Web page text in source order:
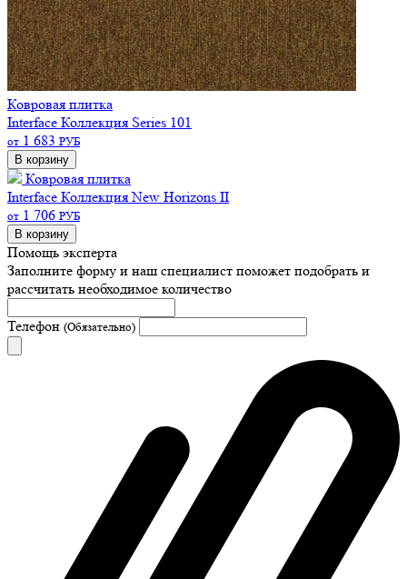
Ковровая плитка
Interface Коллекция Series 101
от 1 683 РУБ
В корзину
Ковровая плитка
Interface Коллекция New Horizons II
от 1 706 РУБ
В корзину
Помощь эксперта
Заполните форму и наш специалист поможет подобрать и
рассчитать необходимое количество
Телефон (Обязательно)